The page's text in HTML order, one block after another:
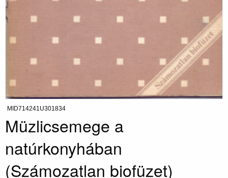
MID714241U301834
Müzlicsemege a
natúrkonyhában
(Számozatlan biofüzet)